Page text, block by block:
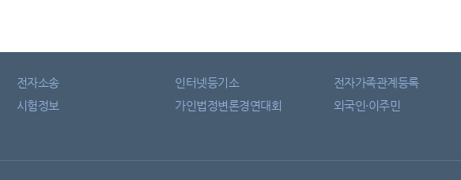
전자소송 인터넷등기소 전자가족관계등록
시험정보 가인법정변론경연대회 외국인·이주민